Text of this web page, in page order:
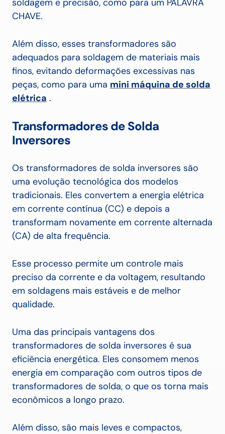
soldagem e precisão, como para um PALAVRA
CHAVE.
Além disso, esses transformadores são
adequados para soldagem de materiais mais
finos, evitando deformações excessivas nas
peças, como para uma mini máquina de solda
elétrica .
Transformadores de Solda
Inversores
Os transformadores de solda inversores são
uma evolução tecnológica dos modelos
tradicionais. Eles convertem a energia elétrica
em corrente contínua (CC) e depois a
transformam novamente em corrente alternada
(CA) de alta frequência.
Esse processo permite um controle mais
preciso da corrente e da voltagem, resultando
em soldagens mais estáveis e de melhor
qualidade.
Uma das principais vantagens dos
transformadores de solda inversores é sua
eficiência energética. Eles consomem menos
energia em comparação com outros tipos de
transformadores de solda, o que os torna mais
econômicos a longo prazo.
Além disso, são mais leves e compactos,